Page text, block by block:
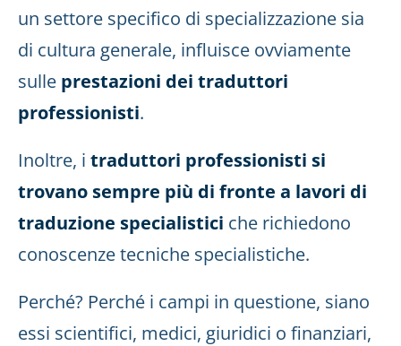
un settore specifico di specializzazione sia
di cultura generale, influisce ovviamente
sulle prestazioni dei traduttori
professionisti.
Inoltre, i traduttori professionisti si
trovano sempre più di fronte a lavori di
traduzione specialistici che richiedono
conoscenze tecniche specialistiche.
Perché? Perché i campi in questione, siano
essi scientifici, medici, giuridici o finanziari,